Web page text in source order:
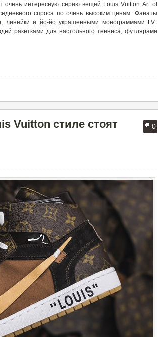
интересную серию вещей Louis Vuitton Art of
спроса по очень высоким ценам. Фанаты
, линейки и йо-йо украшенными монограммами LV.
ракетками для настольного тенниса, футлярами
0
Vuitton стиле стоят